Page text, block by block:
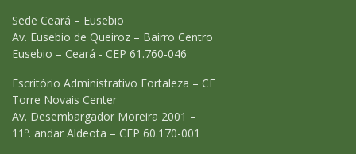
Sede Ceará – Eusebio
Av. Eusebio de Queiroz – Bairro Centro
Eusebio – Ceará - CEP 61.760-046
Escritório Administrativo Fortaleza – CE
Torre Novais Center
Av. Desembargador Moreira 2001 –
11º. andar Aldeota – CEP 60.170-001